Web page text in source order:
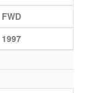
FWD
1997